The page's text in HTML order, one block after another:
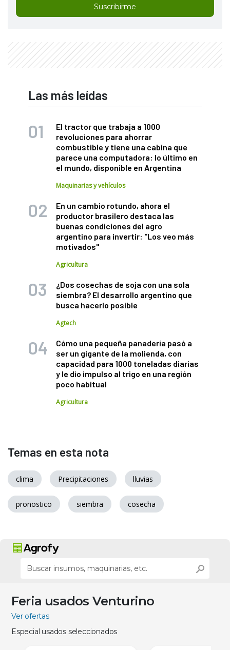
Suscribirme
Las más leídas
El tractor que trabaja a 1000
revoluciones para ahorrar
combustible y tiene una cabina que
parece una computadora: lo último en
el mundo, disponible en Argentina
Maquinarias y vehículos
En un cambio rotundo, ahora el
productor brasilero destaca las
buenas condiciones del agro
argentino para invertir: "Los veo más
motivados"
Agricultura
¿Dos cosechas de soja con una sola
siembra? El desarrollo argentino que
busca hacerlo posible
Agtech
Cómo una pequeña panadería pasó a
ser un gigante de la molienda, con
capacidad para 1000 toneladas diarias
y le dio impulso al trigo en una región
poco habitual
Agricultura
Temas en esta nota
clima Precipitaciones lluvias
pronostico siembra cosecha
Feria usados Venturino
Ver ofertas
Especial usados seleccionados